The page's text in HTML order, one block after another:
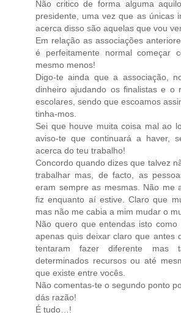
Não critico de forma alguma
presidente, uma vez que as únicas
acerca disso são aquelas que vou
Em relação as associações
é perfeitamente normal começar
mesmo menos!
Digo-te ainda que a associação,
dinheiro ajudando os finalistas e o
escolares, sendo que escoamos
tinha-mos.
Sei que houve muita coisa mal ao
aviso-te que continuará a haver,
acerca do teu trabalho!
Concordo quando dizes que talvez
trabalhar mas, de facto, as
eram sempre as mesmas. Não me
fiz enquanto aí estive. Claro que
mas não me cabia a mim mudar o
Não quero que entendas isto como
apenas quis deixar claro que antes
tentaram fazer diferente mas
determinados recursos ou até
que existe entre vocês.
Não comentas-te o segundo ponto
dás razão!
É tudo…!